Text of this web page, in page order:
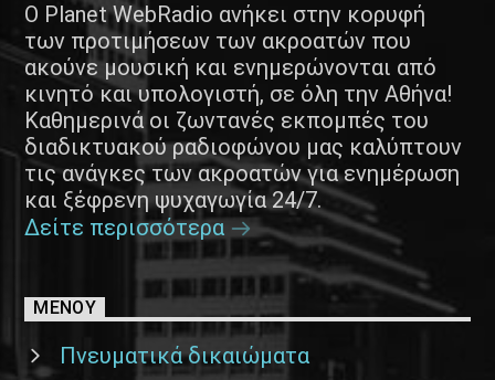
Ο Planet WebRadio ανήκει στην κορυφή
των προτιμήσεων των ακροατών που
ακούνε μουσική και ενημερώνονται από
κινητό και υπολογιστή, σε όλη την Αθήνα!
Καθημερινά οι ζωντανές εκπομπές του
διαδικτυακού ραδιοφώνου μας καλύπτουν
τις ανάγκες των ακροατών για ενημέρωση
και ξέφρενη ψυχαγωγία 24/7.
Δείτε περισσότερα
ΜΕΝΟΥ
Πνευματικά δικαιώματα